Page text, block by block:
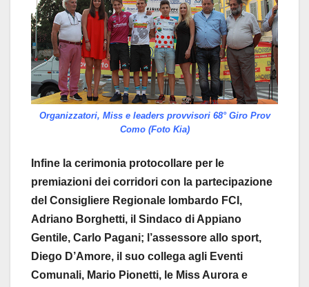
Organizzatori, Miss e leaders provvisori 68° Giro Prov
Como (Foto Kia)
Infine la cerimonia protocollare per le
premiazioni dei corridori con la partecipazione
del Consigliere Regionale lombardo FCI,
Adriano Borghetti, il Sindaco di Appiano
Gentile, Carlo Pagani; l’assessore allo sport,
Diego D’Amore, il suo collega agli Eventi
Comunali, Mario Pionetti, le Miss Aurora e